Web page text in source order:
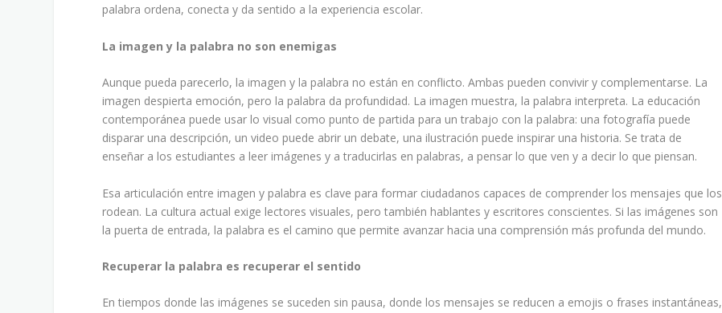
palabra ordena, conecta y da sentido a la experiencia escolar.
La imagen y la palabra no son enemigas
Aunque pueda parecerlo, la imagen y la palabra no están en conflicto. Ambas pueden convivir y complementarse. La
imagen despierta emoción, pero la palabra da profundidad. La imagen muestra, la palabra interpreta. La educación
contemporánea puede usar lo visual como punto de partida para un trabajo con la palabra: una fotografía puede
disparar una descripción, un video puede abrir un debate, una ilustración puede inspirar una historia. Se trata de
enseñar a los estudiantes a leer imágenes y a traducirlas en palabras, a pensar lo que ven y a decir lo que piensan.
Esa articulación entre imagen y palabra es clave para formar ciudadanos capaces de comprender los mensajes que los
rodean. La cultura actual exige lectores visuales, pero también hablantes y escritores conscientes. Si las imágenes son
la puerta de entrada, la palabra es el camino que permite avanzar hacia una comprensión más profunda del mundo.
Recuperar la palabra es recuperar el sentido
En tiempos donde las imágenes se suceden sin pausa, donde los mensajes se reducen a emojis o frases instantáneas,